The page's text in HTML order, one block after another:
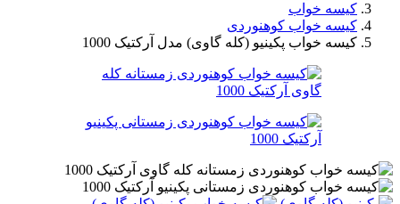
کیسه خواب
کیسه خواب کوهنوردی
کیسه خواب پکینیو (کله گاوی) مدل آرکتیک 1000